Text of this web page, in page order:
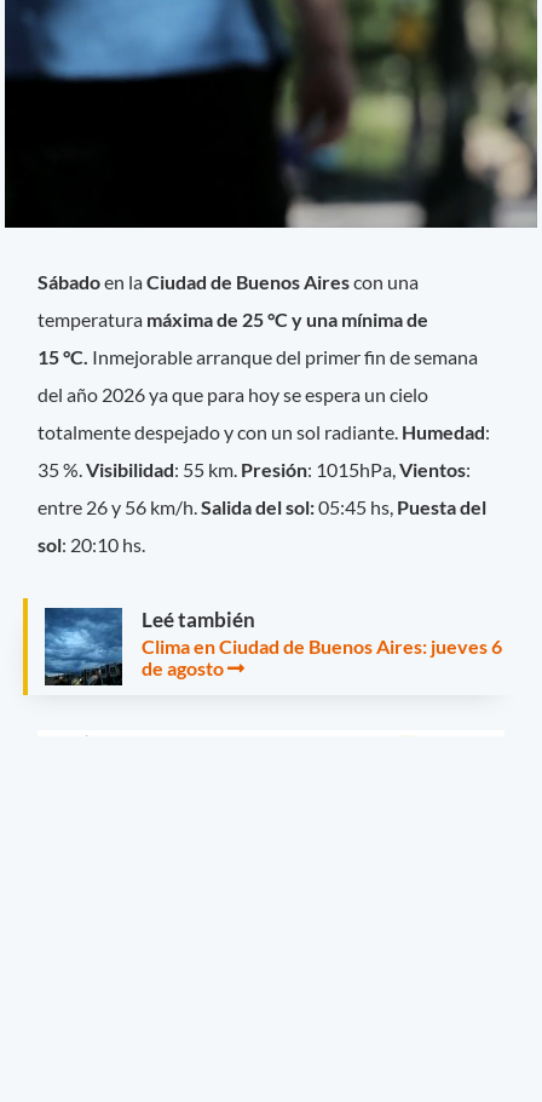
Sábadoen laCiudad de Buenos Airescon una
temperatura máxima de 25 °C y una mínima de
15 °C. Inmejorable arranque del primer fin de semana
del año 2026 ya que para hoy se espera un cielo
totalmente despejado y con un sol radiante. Humedad:
35 %.Visibilidad: 55 km. Presión: 1015hPa,Vientos:
entre 26 y 56 km/h.Salida del sol:05:45 hs, Puesta del
sol: 20:10 hs.
Leé también
Clima en Ciudad de Buenos Aires: jueves 6
de agosto